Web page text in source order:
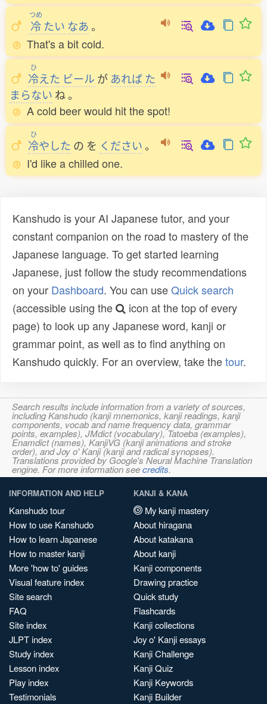
つめ
冷たい なあ。
That's a bit cold.
ひ
冷えた ビール が あればた
まらない ね。
A cold beer would hit the spot!
ひ
冷やした の を ください。
I'd like a chilled one.
Kanshudo is your AI Japanese tutor, and your
constant companion on the road to mastery of the
Japanese language. To get started learning
Japanese, just follow the study recommendations
on your Dashboard. You can useQuick search
(accessible using the
icon at the top of every
page) to look up any Japanese word, kanji or
grammar point, as well as to find anything on
Kanshudo quickly. For an overview, take thetour.
Search results include information from a variety of sources,
including Kanshudo (kanji mnemonics, kanji readings, kanji
components, vocab and name frequency data, grammar
points, examples), JMdict (vocabulary), Tatoeba (examples),
Enamdict (names), KanjiVG (kanji animations and stroke
order), and Joy o' Kanji (kanji and radical synopses).
Translations provided by Google's Neural Machine Translation
engine. For more information seecredits.
INFORMATION AND HELP
Kanshudo tour
How to use Kanshudo
How to learn Japanese
How to master kanji
More 'how to' guides
Visual feature index
Site search
FAQ
Site index
JLPT index
Study index
Lesson index
Play index
Testimonials
KANJI & KANA
My kanji mastery
About hiragana
About katakana
About kanji
Kanji components
Drawing practice
Quick study
Flashcards
Kanji collections
Joy o' Kanji essays
Kanji Challenge
Kanji Quiz
Kanji Keywords
Kanji Builder